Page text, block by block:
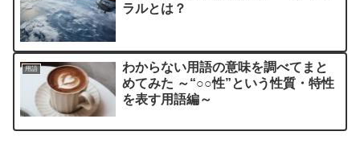
ラルとは？
用語
わからない用語の意味を調べてまと
めてみた ～“○○性”という性質・特性
を表す用語編～